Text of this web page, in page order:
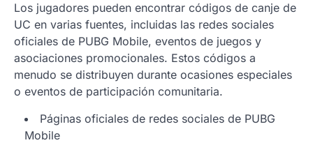
Los jugadores pueden encontrar códigos de canje de
UC en varias fuentes, incluidas las redes sociales
oficiales de PUBG Mobile, eventos de juegos y
asociaciones promocionales. Estos códigos a
menudo se distribuyen durante ocasiones especiales
o eventos de participación comunitaria.
Páginas oficiales de redes sociales de PUBG
Mobile